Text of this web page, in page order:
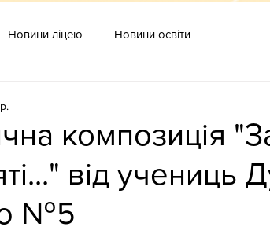
Новини ліцею Новини освіти
композиція
від учениць
№5